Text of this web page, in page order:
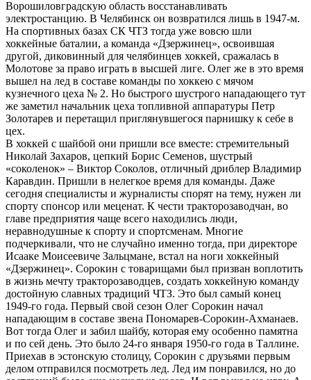
Ворошиловградскую область восстанавливать
электростанцию. В Челябинск он возвратился лишь в 1947-м.
На спортивных базах СК ЧТЗ тогда уже вовсю шли
хоккейные баталии, а команда «Дзержинец», освоившая
другой, диковинный для челябинцев хоккей, сражалась в
Молотове за право играть в высшей лиге. Олег же в это время
вышел на лед в составе команды по хоккею с мячом
кузнечного цеха № 2. Но быстрого шустрого нападающего тут
же заметил начальник цеха топливной аппаратуры Петр
Золотарев и перетащил приглянувшегося парнишку к себе в
цех.
В хоккей с шайбой они пришли все вместе: стремительный
Николай Захаров, цепкий Борис Семенов, шустрый
«соколенок» – Виктор Соколов, отличный дриблер Владимир
Каравдин. Пришли в нелегкое время для команды. Даже
сегодня специалисты и журналисты спорят на тему, нужен ли
спорту спонсор или меценат. К чести тракторозаводчан, во
главе предприятия чаще всего находились люди,
неравнодушные к спорту и спортсменам. Многие
подчеркивали, что не случайно именно тогда, при директоре
Исааке Моисеевиче Зальцмане, встал на ноги хоккейный
«Дзержинец». Сорокин с товарищами был призван воплотить
в жизнь мечту тракторозаводцев, создать хоккейную команду
достойную славных традиций ЧТЗ. Это был самый конец
1949-го года. Первый свой сезон Олег Сорокин начал
нападающим в составе звена Пономарев-Сорокин-Ахманаев.
Вот тогда Олег и забил шайбу, которая ему особенно памятна
и по сей день. Это было 24-го января 1950-го года в Таллине.
Приехав в эстонскую столицу, Сорокин с друзьями первым
делом отправился посмотреть лед. Лед им понравился, но до